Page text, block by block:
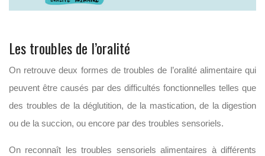
Les troubles de l’oralité
On retrouve deux formes de troubles de l’oralité alimentaire qui
peuvent être causés par des difficultés fonctionnelles telles que
des troubles de la déglutition, de la mastication, de la digestion
ou de la succion, ou encore par des troubles sensoriels.
On reconnaît les troubles sensoriels alimentaires à différents